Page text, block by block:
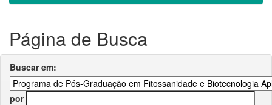
Página de Busca
Buscar em:
por